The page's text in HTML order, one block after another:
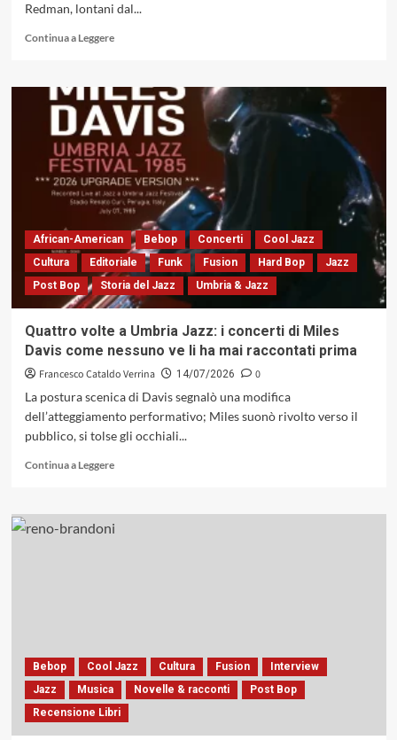
Redman, lontani dal...
Continua a LeggereLeggi
su
L’architettura
dell’instabile:
dialogo
sinfonico-
jazzistico
nel
laboratorio
di
«Freedom
Trail»
(Cam
Jazz,
African-American Bebop Concerti
Cool Jazz
Cultura
Editoriale Funk Fusion Hard Bop
Jazz
Post Bop
Storia del Jazz Umbria & Jazz
Quattro volte a Umbria Jazz: i concerti di Miles
Davis come nessuno ve li ha mai raccontati prima
Francesco Cataldo Verrina 14/07/2026
0
La postura scenica di Davis segnalò una modifica
dell’atteggiamento performativo; Miles suonò rivolto verso il
pubblico, si tolse gli occhiali...
Continua a LeggereLeggi
su
Quattro
Miles
Davis
come
nessuno
Bebop Cool Jazz Cultura Fusion
Interview
Jazz
Musica Novelle & racconti
Post Bop
Recensione Libri